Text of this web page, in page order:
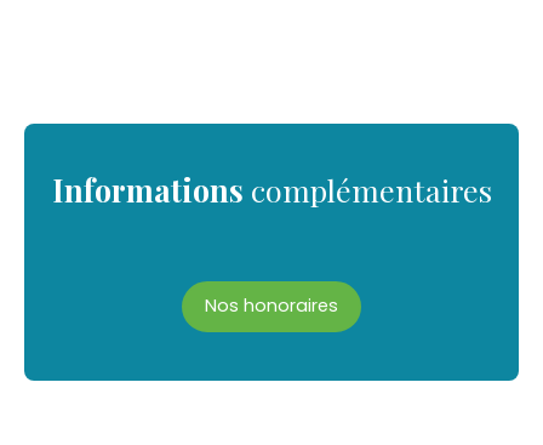
Informations complémentaires
Nos honoraires